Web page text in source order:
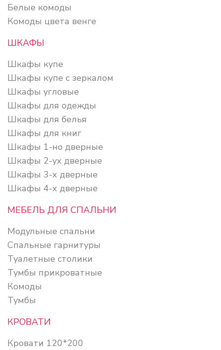
Белые комоды
Комоды цвета венге
ШКАФЫ
Шкафы купе
Шкафы купе с зеркалом
Шкафы угловые
Шкафы для одежды
Шкафы для белья
Шкафы для книг
Шкафы 1-но дверные
Шкафы 2-ух дверные
Шкафы 3-х дверные
Шкафы 4-х дверные
МЕБЕЛЬ ДЛЯ СПАЛЬНИ
Модульные спальни
Спальные гарнитуры
Туалетные столики
Тумбы прикроватные
Комоды
Тумбы
КРОВАТИ
Кровати 120*200